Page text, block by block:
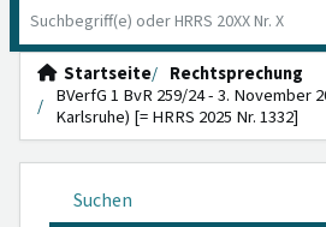
Startseite
Rechtsprechung
BVerfG 1 BvR 259/24 - 3. November
Karlsruhe) [= HRRS 2025 Nr. 1332]
Suchen